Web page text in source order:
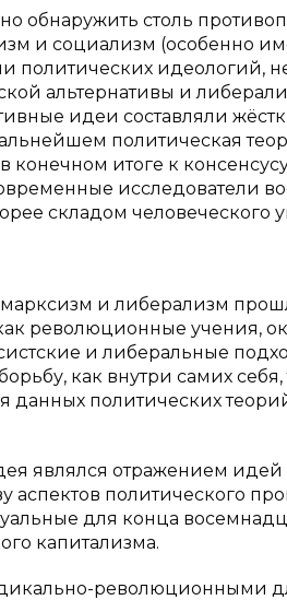
обнаружить столь
и социализм (особенно
политических идеологий,
альтернативы и
идеи составляли
политическая
итоге к
исследователи
складом человеческого
и либерализм
революционные учения,
и либеральные
как внутри самих
данных политических
являлся отражением
политического
для конца
капитализма.
революционными